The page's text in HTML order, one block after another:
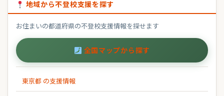
地域から不登校支援を探す
お住まいの都道府県の不登校支援情報を探せます
全国マップから探す
東京都 の支援情報